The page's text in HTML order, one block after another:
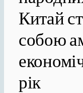
Китай
собою
рік